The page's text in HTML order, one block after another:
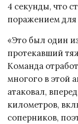
4 секунды, что
поражением
«Это был один
протекавший
Команда
многого в этой
атаковал,
километров,
соперников,